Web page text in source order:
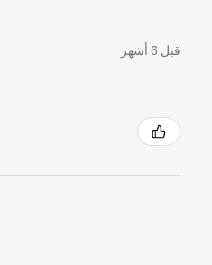
قبل 6 أشهر